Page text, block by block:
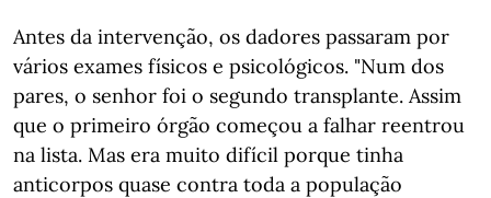
Antes da intervenção, os dadores passaram por
vários exames físicos e psicológicos. "Num dos
pares, o senhor foi o segundo transplante. Assim
que o primeiro órgão começou a falhar reentrou
na lista. Mas era muito difícil porque tinha
anticorpos quase contra toda a população